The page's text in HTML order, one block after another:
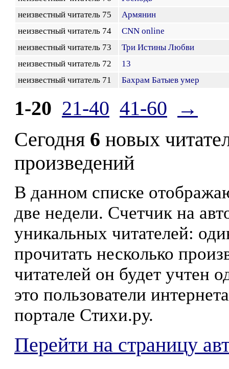
неизвестный читатель 75
Армянин
неизвестный читатель 74
CNN online
неизвестный читатель 73
Три Истины Любви
неизвестный читатель 72
13
неизвестный читатель 71
Бахрам Батыев умер
1-20 21-40 41-60
→
Сегодня 6 новых
произведений
В данном списке
две недели. Счетчик на
уникальных читателей:
прочитать несколько
читателей он будет учтен
это пользователи
портале Стихи.ру.
Перейти на страницу